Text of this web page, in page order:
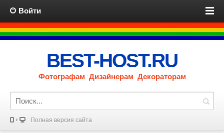
Войти
BEST-HOST.RU
Фотографам Дизайнерам Декораторам
Полная версия сайта